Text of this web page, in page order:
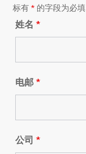
标有 * 的字段为必填
姓名 *
电邮 *
公司 *